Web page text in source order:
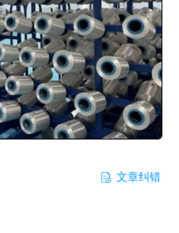
文章纠错